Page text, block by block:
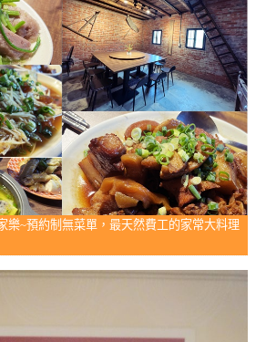
樂~預約制無菜單，最天然費工的家常大料理